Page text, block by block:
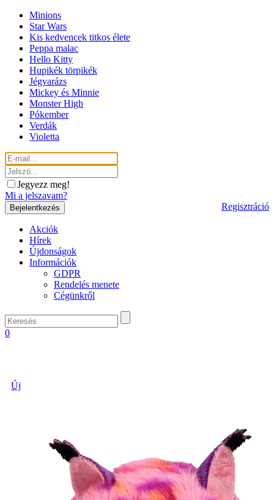
Minions
Star Wars
Kis kedvencek titkos élete
Peppa malac
Hello Kitty
Hupikék törpikék
Jégvarázs
Mickey és Minnie
Monster High
Pókember
Verdák
Violetta
Jegyezz meg!
Mi a jelszavam?
Regisztráció
Akciók
Hírek
Újdonságok
Információk
GDPR
Rendelés menete
Cégünkről
0
Új